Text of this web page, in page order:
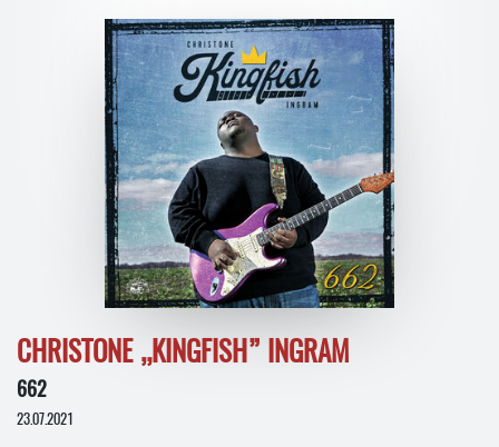
CHRISTONE „KINGFISH” INGRAM
662
23.07.2021